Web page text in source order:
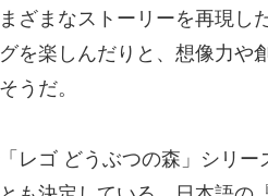
ざまなストーリーを再現し
を楽しんだりと、想像力や
うだ。
レゴ どうぶつの森」シリー